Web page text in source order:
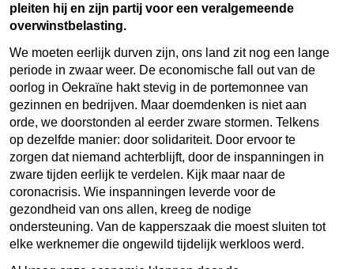
pleiten hij en zijn partij voor een veralgemeende
overwinstbelasting.
We moeten eerlijk durven zijn, ons land zit nog een lange
periode in zwaar weer. De economische fall out van de
oorlog in Oekraïne hakt stevig in de portemonnee van
gezinnen en bedrijven. Maar doemdenken is niet aan
orde, we doorstonden al eerder zware stormen. Telkens
op dezelfde manier: door solidariteit. Door ervoor te
zorgen dat niemand achterblijft, door de inspanningen in
zware tijden eerlijk te verdelen. Kijk maar naar de
coronacrisis. Wie inspanningen leverde voor de
gezondheid van ons allen, kreeg de nodige
ondersteuning. Van de kapperszaak die moest sluiten tot
elke werknemer die ongewild tijdelijk werkloos werd.